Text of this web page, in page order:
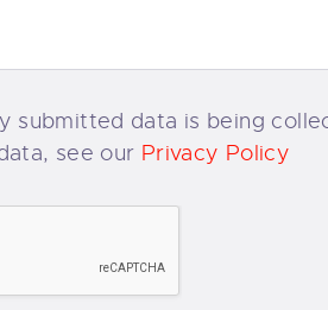
submitted data is being
see our Privacy Policy